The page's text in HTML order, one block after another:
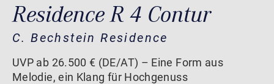
Residence R 4 Contur
C. Bechstein Residence
UVP ab 26.500 € (DE/AT) – Eine Form aus
Melodie, ein Klang für Hochgenuss